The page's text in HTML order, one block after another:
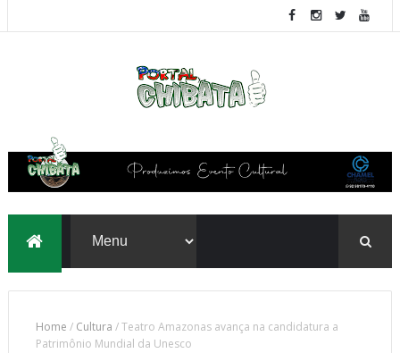
Home / Cultura /Teatro Amazonas avança na candidatura a
Patrimônio Mundial da Unesco